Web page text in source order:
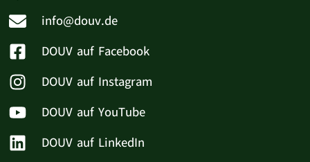
info@douv.de
DOUV auf Facebook
DOUV auf Instagram
DOUV auf YouTube
DOUV auf LinkedIn